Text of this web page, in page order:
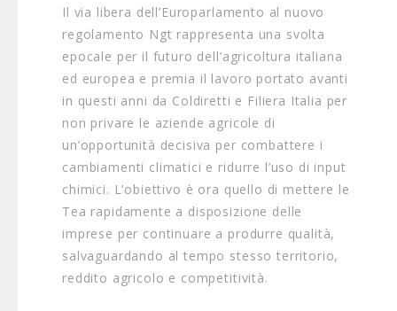
Il via libera dell’Europarlamento al nuovo
regolamento Ngt rappresenta una svolta
epocale per il futuro dell’agricoltura italiana
ed europea e premia il lavoro portato avanti
in questi anni da Coldiretti e Filiera Italia per
non privare le aziende agricole di
un’opportunità decisiva per combattere i
cambiamenti climatici e ridurre l’uso di input
chimici. L’obiettivo è ora quello di mettere le
Tea rapidamente a disposizione delle
imprese per continuare a produrre qualità,
salvaguardando al tempo stesso territorio,
reddito agricolo e competitività.